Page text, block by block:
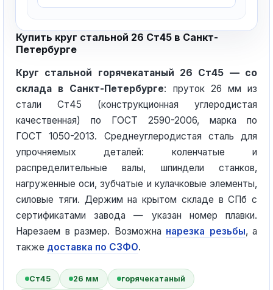
Купить круг стальной 26 Ст45 в Санкт-
Петербурге
Круг стальной горячекатаный 26 Ст45 — со
склада в Санкт-Петербурге: пруток 26 мм из
стали Ст45 (конструкционная углеродистая
качественная) по ГОСТ 2590-2006, марка по
ГОСТ 1050-2013. Среднеуглеродистая сталь для
упрочняемых деталей: коленчатые и
распределительные валы, шпиндели станков,
нагруженные оси, зубчатые и кулачковые элементы,
силовые тяги. Держим на крытом складе в СПб с
сертификатами завода — указан номер плавки.
Нарезаем в размер. Возможна нарезка резьбы, а
также доставка по СЗФО.
Ст45 26 мм горячекатаный